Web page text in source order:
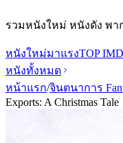
รวมหนังใหม่ หนังดัง พา
หนังใหม่มาแรงTOP
หนังทั้งหมด
หน้าแรก/จินตนาการ
Exports: A Christmas Tale